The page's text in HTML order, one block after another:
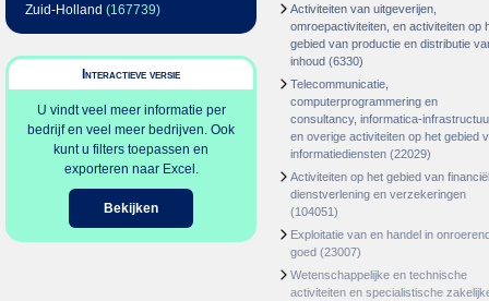
Zuid-Holland (167739)
Interactieve versie
U vindt veel meer informatie per
bedrijf en veel meer bedrijven. Ook
kunt u filters toepassen en
exporteren naar Excel.
Bekijken
Activiteiten van uitgeverijen,
omroepactiviteiten, en activiteiten op
gebied van productie en distributie
inhoud (6330)
Telecommunicatie,
computerprogrammering en
consultancy, informatica-
en overige activiteiten op het gebied
informatiediensten (22029)
Activiteiten op het gebied van
dienstverlening en verzekeringen
(104051)
Exploitatie van en handel in
goed (23007)
Wetenschappelijke en technische
activiteiten en specialistische